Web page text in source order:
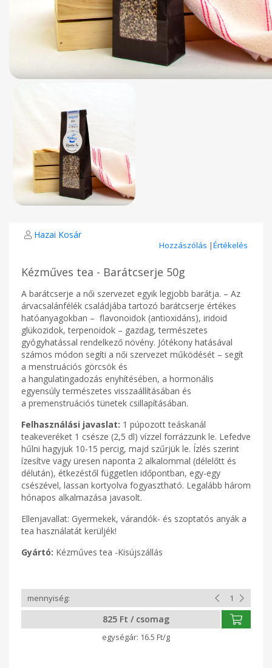
Hazai Kosár
Hozzászólás |Értékelés
Kézműves tea - Barátcserje 50g
A barátcserje a női szervezet egyik legjobb barátja. – Az
árvacsalánfélék családjába tartozó barátcserje értékes
hatóanyagokban – flavonoidok (antioxidáns), iridoid
glükozidok, terpenoidok – gazdag, természetes
gyógyhatással rendelkező növény. Jótékony hatásával
számos módon segíti a női szervezet működését – segít
a menstruációs görcsök és
a hangulatingadozás enyhítésében, a hormonális
egyensúly természetes visszaállításában és
a premenstruációs tünetek csillapításában.
Felhasználási javaslat: 1 púpozott teáskanál
teakeveréket 1 csésze (2,5 dl) vízzel forrázzunk le. Lefedve
hűlni hagyjuk 10-15 percig, majd szűrjük le. Ízlés szerint
ízesítve vagy üresen naponta 2 alkalommal (délelőtt és
délután), étkezéstől független időpontban, egy-egy
csészével, lassan kortyolva fogyasztható. Legalább három
hónapos alkalmazása javasolt.
Ellenjavallat: Gyermekek, várandók- és szoptatós anyák a
tea használatát kerüljék!
Gyártó: Kézműves tea -Kisújszállás
825 Ft / csomag
16.5 Ft/g